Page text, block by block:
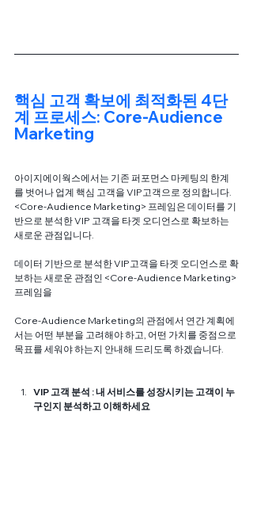
핵심 고객 확보에 최적화된 4단
계 프로세스: Core-Audience
Marketing
아이지에이웍스에서는 기존 퍼포먼스 마케팅의 한계
를 벗어나 업계 핵심 고객을 VIP고객으로 정의합니다.
<Core-Audience Marketing> 프레임은 데이터를 기
반으로 분석한 VIP 고객을 타겟 오디언스로 확보하는
새로운 관점입니다.
데이터 기반으로 분석한 VIP고객을 타겟 오디언스로 확
보하는 새로운 관점인 <Core-Audience Marketing>
프레임을
Core-Audience Marketing의 관점에서 연간 계획에
서는 어떤 부분을 고려해야 하고, 어떤 가치를 중점으로
목표를 세워야 하는지 안내해 드리도록 하겠습니다.
VIP 고객 분석 : 내 서비스를 성장시키는 고객이 누
구인지 분석하고 이해하세요